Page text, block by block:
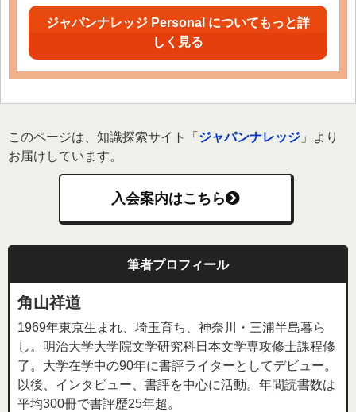
ジャパンナレッジ Personal についてもっと詳
しく見る
このページは、知識探索サイト「 ジャパンナレッジ 」より
お届けしています。
入会案内はこちら
筆者プロフィール
角山祥道
1969年東京生まれ、埼玉育ち、神奈川・三浦半島暮ら
し。明治大学大学院文学研究科日本文学専攻修士課程修
了。大学在学中の90年に書評ライターとしてデビュー。
以後、インタビュー、書評を中心に活動。年間読書数は
平均300冊で書評歴25年超。